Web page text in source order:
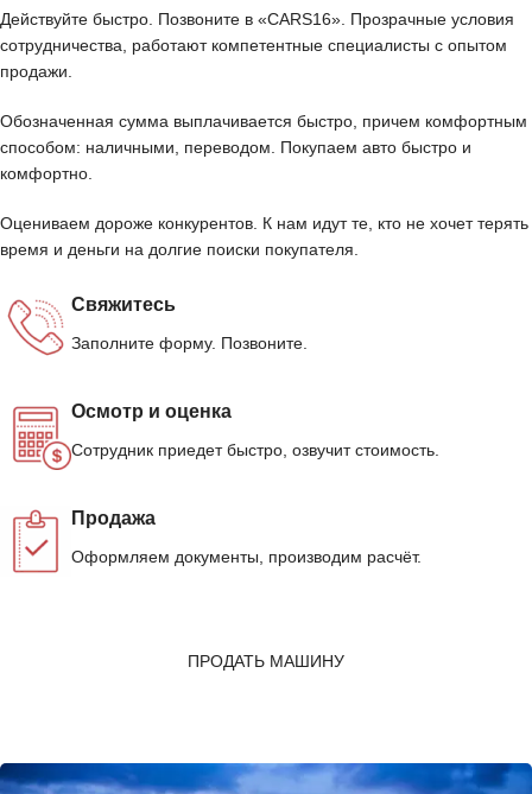
Действуйте быстро. Позвоните в «CARS16». Прозрачные условия
сотрудничества, работают компетентные специалисты с опытом
продажи.
Обозначенная сумма выплачивается быстро, причем комфортным
способом: наличными, переводом. Покупаем авто быстро и
комфортно.
Оцениваем дороже конкурентов. К нам идут те, кто не хочет терять
время и деньги на долгие поиски покупателя.
Свяжитесь
Заполните форму. Позвоните.
Осмотр и оценка
Сотрудник приедет быстро, озвучит стоимость.
Продажа
Оформляем документы, производим расчёт.
ПРОДАТЬ МАШИНУ